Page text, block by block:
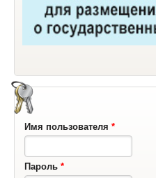
Имя пользователя *
Пароль *